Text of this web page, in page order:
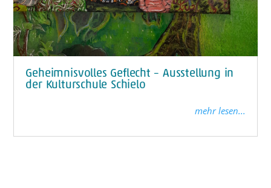
Geheimnisvolles Geflecht – Ausstellung in
der Kulturschule Schielo
mehr lesen...